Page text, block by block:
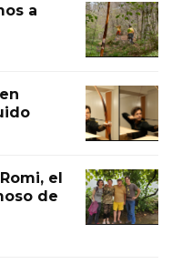
a
el
de